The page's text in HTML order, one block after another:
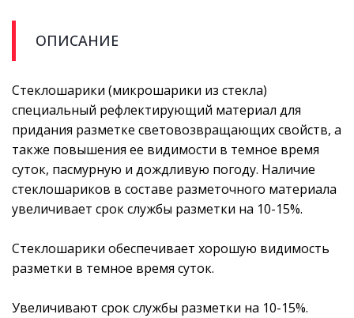
ОПИСАНИЕ
Стеклошарики (микрошарики из стекла)
специальный рефлектирующий материал для
придания разметке световозвращающих свойств, а
также повышения ее видимости в темное время
суток, пасмурную и дождливую погоду. Наличие
стеклошариков в составе разметочного материала
увеличивает срок службы разметки на 10-15%.
Стеклошарики обеспечивает хорошую видимость
разметки в темное время суток.
Увеличивают срок службы разметки на 10-15%.